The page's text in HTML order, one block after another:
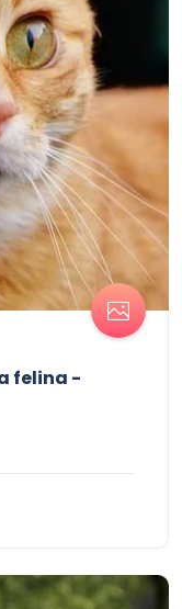
felina -